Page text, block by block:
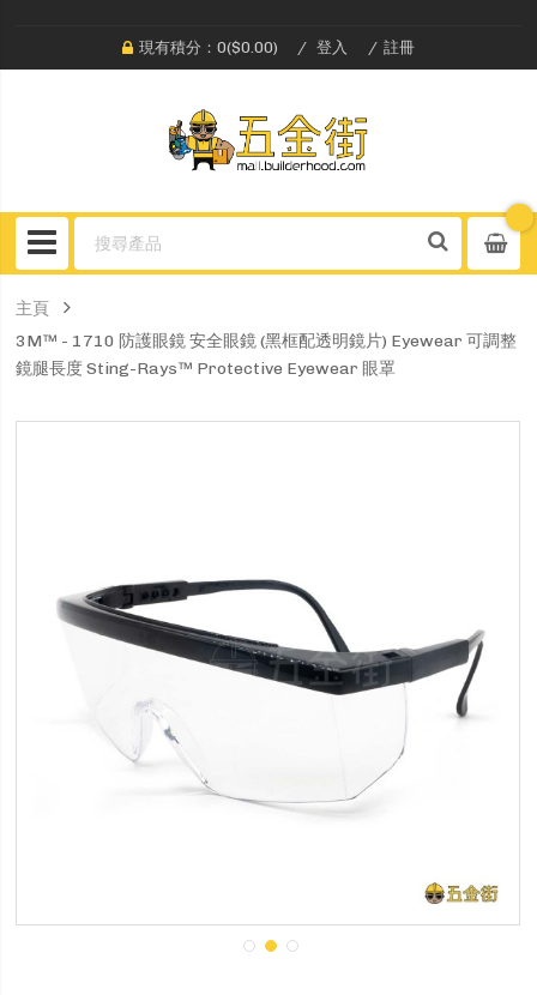
現有積分：0($0.00) 登入 註冊
主頁
3M™ - 1710 防護眼鏡 安全眼鏡 (黑框配透明鏡片) Eyewear 可調整
鏡腿長度 Sting-Rays™ Protective Eyewear 眼罩